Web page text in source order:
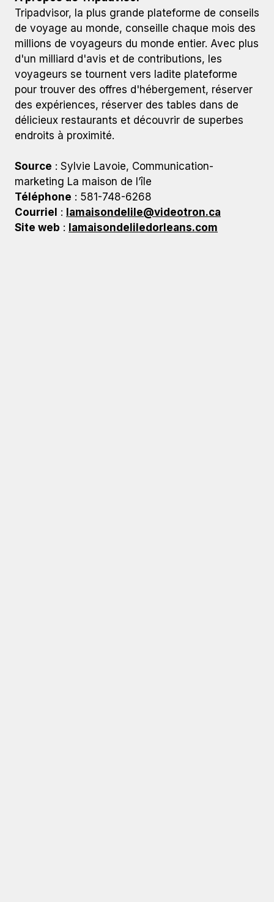
Tripadvisor, la plus grande plateforme de conseils
de voyage au monde, conseille chaque mois des
millions de voyageurs du monde entier. Avec plus
d'un milliard d'avis et de contributions, les
voyageurs se tournent vers ladite plateforme
pour trouver des offres d'hébergement, réserver
des expériences, réserver des tables dans de
délicieux restaurants et découvrir de superbes
endroits à proximité.
Source : Sylvie Lavoie, Communication-
marketing La maison de l’île
Téléphone : 581-748-6268
Courriel : lamaisondelile@videotron.ca
Site web : lamaisondeliledorleans.com